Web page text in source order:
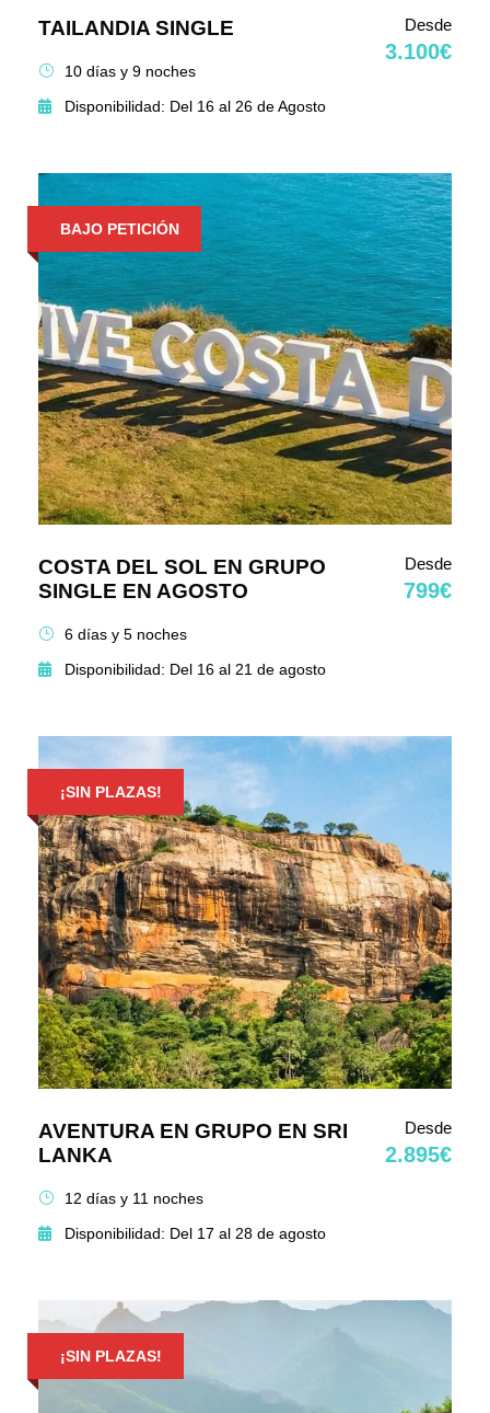
TAILANDIA SINGLE Desde
3.100€
10 días y 9 noches
Disponibilidad: Del 16 al 26 de Agosto
BAJO PETICIÓN
COSTA DEL SOL EN GRUPO
SINGLE EN AGOSTO
Desde
799€
6 días y 5 noches
Disponibilidad: Del 16 al 21 de agosto
¡SIN PLAZAS!
AVENTURA EN GRUPO EN SRI
LANKA
Desde
2.895€
12 días y 11 noches
Disponibilidad: Del 17 al 28 de agosto
¡SIN PLAZAS!